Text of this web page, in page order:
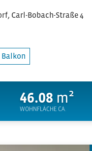
Carl-Bobach-Straße 4
Balkon
46.08 m²
WOHNFLÄCHE CA.